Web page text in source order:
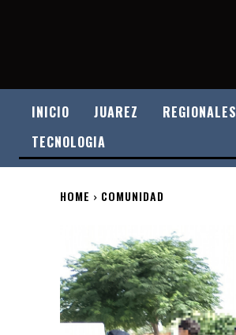
INICIO JUAREZ REGIONALES
TECNOLOGIA
HOME COMUNIDAD